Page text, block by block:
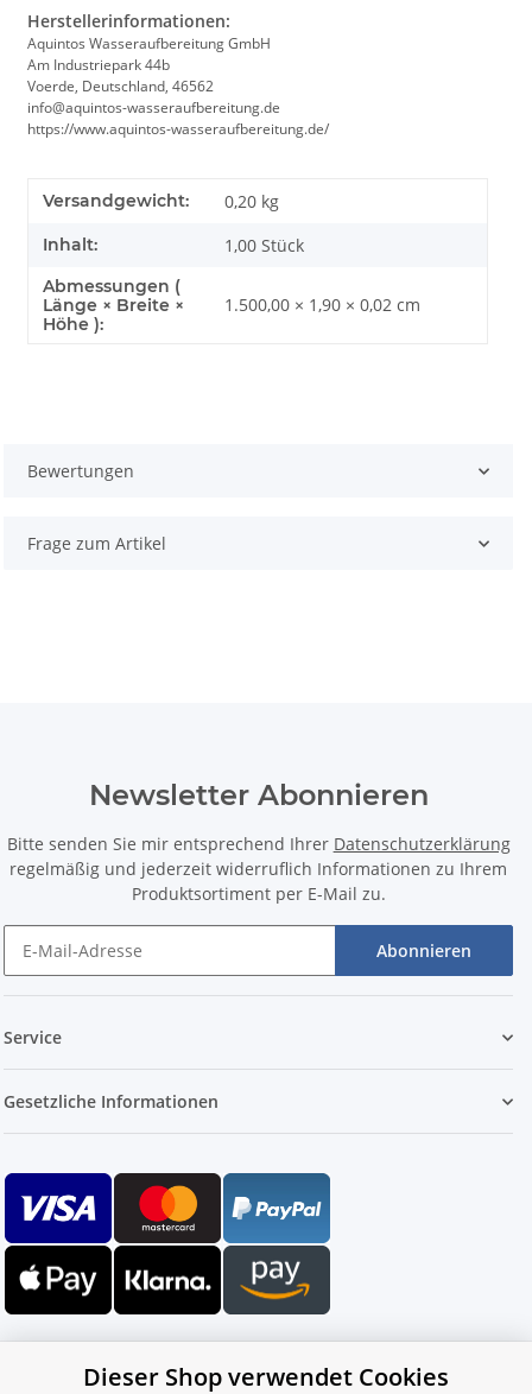
Herstellerinformationen:
Aquintos Wasseraufbereitung GmbH
Am Industriepark 44b
Voerde, Deutschland, 46562
info@aquintos-wasseraufbereitung.de
https://www.aquintos-wasseraufbereitung.de/
Versandgewicht: 0,20 kg
Inhalt: 1,00 Stück
Abmessungen (
Länge × Breite ×
Höhe ):
1.500,00 × 1,90 × 0,02 cm
Bewertungen
Frage zum Artikel
Newsletter Abonnieren
Bitte senden Sie mir entsprechend Ihrer Datenschutzerklärung
regelmäßig und jederzeit widerruflich Informationen zu Ihrem
Produktsortiment per E-Mail zu.
Abonnieren
Service
Gesetzliche Informationen
Dieser Shop verwendet Cookies